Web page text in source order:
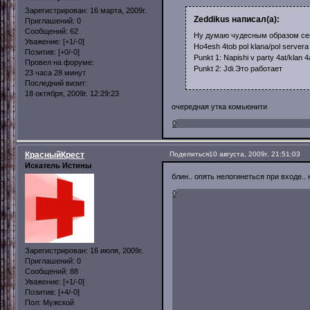
Зарегистрирован: 16 марта, 2009г.
Приглашений: 0
Сообщений: 62
Уважение: [+1/-0]
Позитив: [+0/-0]
Провел на форуме:
23 часа 28 минут
Последний визит:
18 октября, 2009г. 12:29:23
Zeddikus написал(а):
Ну думаю чудесным образом
Ho4esh 4tob pol klana/pol
Punkt 1: Napishi v party 4at/klan
Punkt 2: Jdi.Это работает
очередная утка комьюнити
0
Поделиться10 августа, 2009г. 21:51:03
КрасныйКрест
Искатель Истины
Зарегистрирован: 16 июля, 2009г.
Приглашений: 0
Сообщений: 88
Уважение: [+1/-0]
Позитив: [+4/-0]
Пол: Мужской
блин.. опять нелогинеться при
0